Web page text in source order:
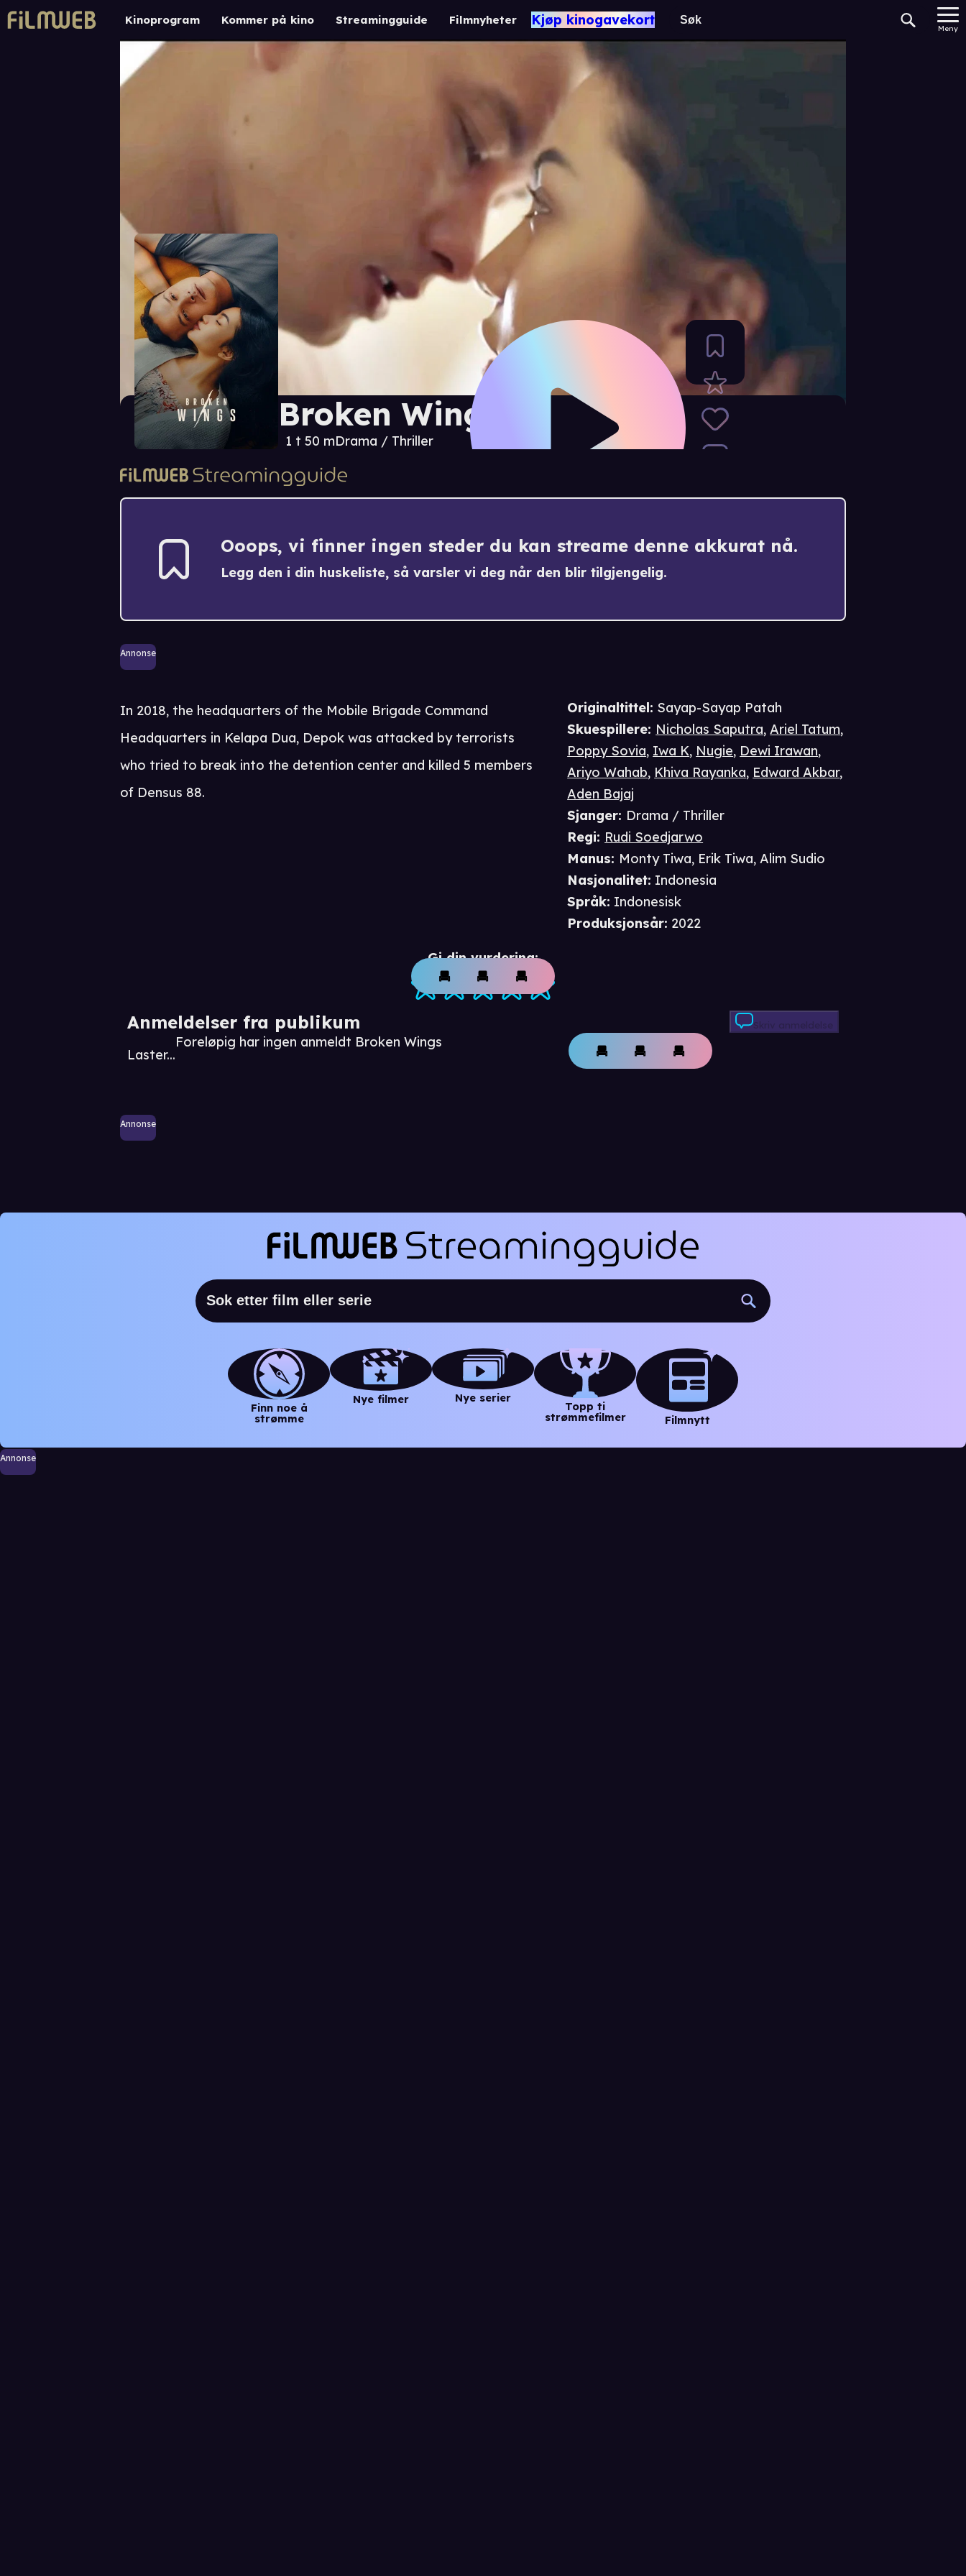
Kinoprogram Kommer på kino Streamingguide Filmnyheter Kjøp kinogavekort
Meny
Broken Wings
1 t 50 mDrama / Thriller
Ooops, vi finner ingen steder du kan streame denne akkurat nå.
Legg den i din huskeliste, så varsler vi deg når den blir tilgjengelig.
Annonse
Gi din vurdering:
Anmeldelser fra publikum
Laster...
Foreløpig har ingen anmeldt Broken Wings
Skriv anmeldelse
Annonse
Originaltittel: Sayap-Sayap Patah
Skuespillere: Nicholas Saputra,Ariel Tatum,
Poppy Sovia, Iwa K, Nugie, Dewi Irawan,
Ariyo Wahab, Khiva Rayanka, Edward Akbar,
Aden Bajaj
Sjanger: Drama / Thriller
Regi: Rudi Soedjarwo
Manus: Monty Tiwa, Erik Tiwa,Alim Sudio
Nasjonalitet: Indonesia
Språk: Indonesisk
Produksjonsår: 2022
In 2018, the headquarters of the Mobile Brigade Command
Headquarters in Kelapa Dua, Depok was attacked by terrorists
who tried to break into the detention center and killed 5 members
of Densus 88.
Finn noe å
strømme
Nye filmer Nye serier
Topp ti
strømmefilmer
Filmnytt
Annonse